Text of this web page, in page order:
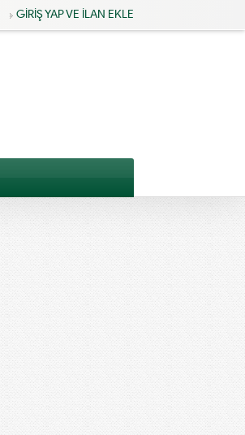
GİRİŞ YAP VE İLAN EKLE